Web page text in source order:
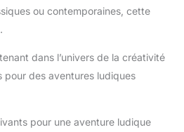
ou contemporaines, cette
dans l’univers de la créativité
des aventures ludiques
pour une aventure ludique